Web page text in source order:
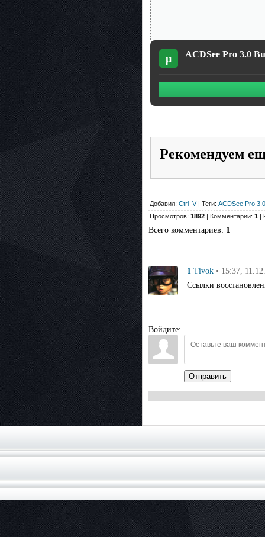
µ ACDSee Pro 3.0
Рекомендуем
Добавил: Ctrl_V| Теги: ACDSee Pro
Просмотров: 1892 | Комментарии: 1 |
Всего комментариев: 1
1 Tivok • 15:37,
Ссылки
Войдите:
Отправить